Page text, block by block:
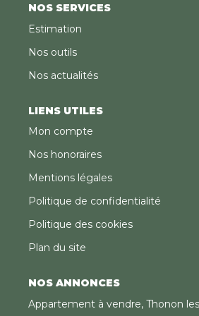
NOS SERVICES
Estimation
Nos outils
Nos actualités
LIENS UTILES
Mon compte
Nos honoraires
Mentions légales
Politique de confidentialité
Politique des cookies
Plan du site
NOS ANNONCES
Appartement à vendre, Thonon